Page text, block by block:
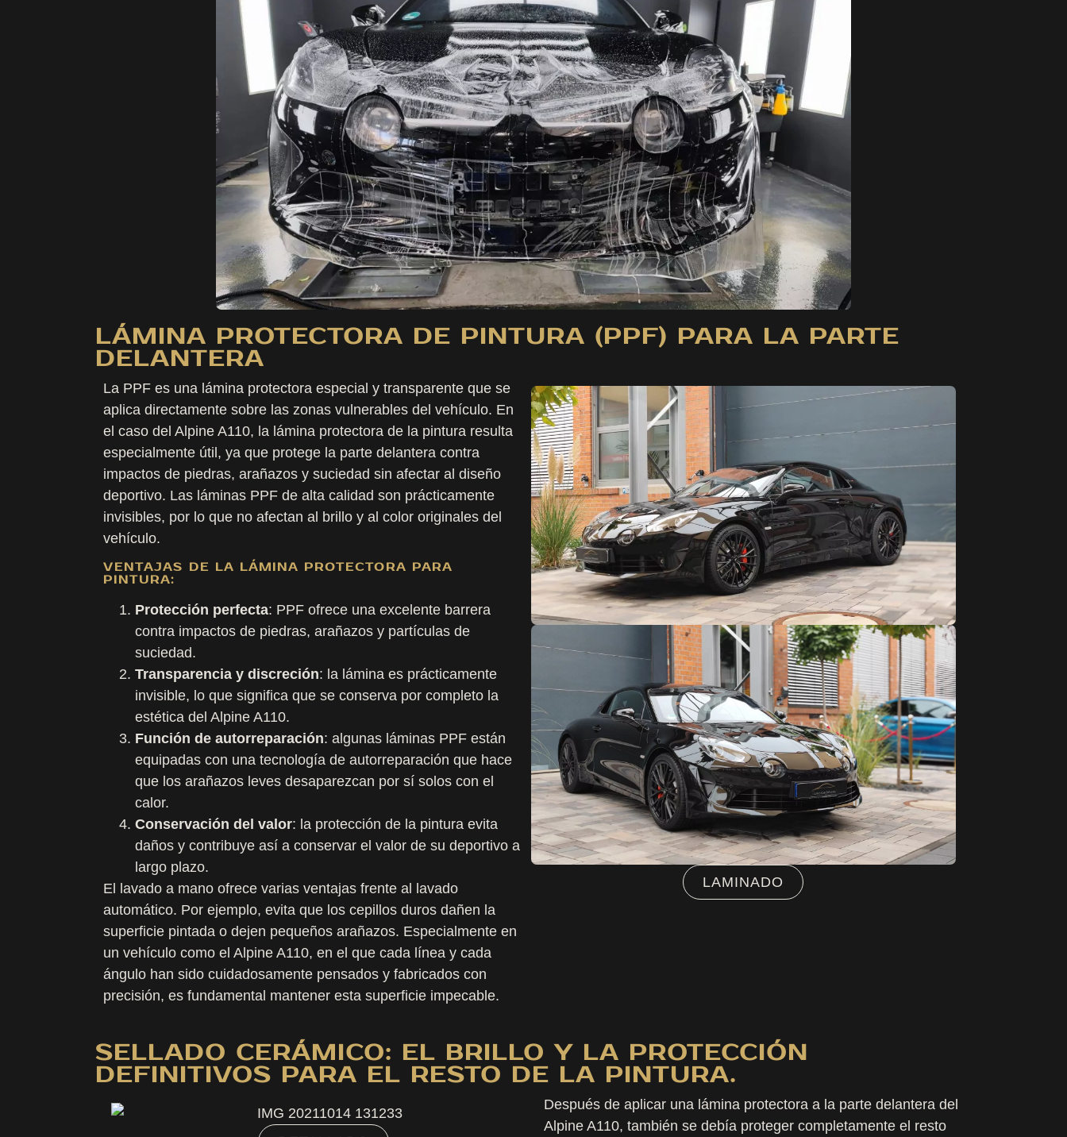
LÁMINA PROTECTORA DE PINTURA (PPF) PARA LA PARTE
DELANTERA
La PPF es una lámina protectora especial y transparente que se
aplica directamente sobre las zonas vulnerables del vehículo. En
el caso del Alpine A110, la lámina protectora de la pintura resulta
especialmente útil, ya que protege la parte delantera contra
impactos de piedras, arañazos y suciedad sin afectar al diseño
deportivo. Las láminas PPF de alta calidad son prácticamente
invisibles, por lo que no afectan al brillo y al color originales del
vehículo.
VENTAJAS DE LA LÁMINA PROTECTORA PARA
PINTURA:
Protección perfecta: PPF ofrece una excelente barrera
contra impactos de piedras, arañazos y partículas de
suciedad.
Transparencia y discreción: la lámina es prácticamente
invisible, lo que significa que se conserva por completo la
estética del Alpine A110.
Función de autorreparación: algunas láminas PPF están
equipadas con una tecnología de autorreparación que hace
que los arañazos leves desaparezcan por sí solos con el
calor.
Conservación del valor: la protección de la pintura evita
daños y contribuye así a conservar el valor de su deportivo a
largo plazo.
El lavado a mano ofrece varias ventajas frente al lavado
automático. Por ejemplo, evita que los cepillos duros dañen la
superficie pintada o dejen pequeños arañazos. Especialmente en
un vehículo como el Alpine A110, en el que cada línea y cada
ángulo han sido cuidadosamente pensados y fabricados con
precisión, es fundamental mantener esta superficie impecable.
LAMINADO
SELLADO CERÁMICO: EL BRILLO Y LA PROTECCIÓN
DEFINITIVOS PARA EL RESTO DE LA PINTURA.
Después de aplicar una lámina protectora a la parte delantera del
Alpine A110, también se debía proteger completamente el resto